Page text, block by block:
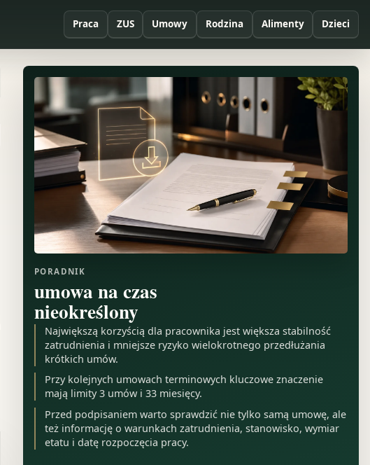
Praca ZUS Umowy Rodzina Alimenty Dzieci
PORADNIK
umowa na czas
nieokreślony
Największą korzyścią dla pracownika jest większa stabilność
zatrudnienia i mniejsze ryzyko wielokrotnego przedłużania
krótkich umów.
Przy kolejnych umowach terminowych kluczowe znaczenie
mają limity 3 umów i 33 miesięcy.
Przed podpisaniem warto sprawdzić nie tylko samą umowę, ale
też informację o warunkach zatrudnienia, stanowisko, wymiar
etatu i datę rozpoczęcia pracy.